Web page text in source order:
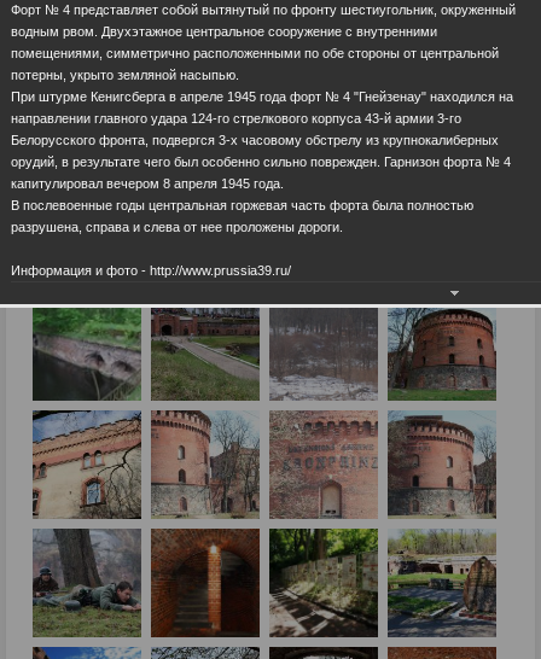
Форт № 4 представляет собой вытянутый по фронту шестиугольник, окруженный
водным рвом. Двухэтажное центральное сооружение с внутренними
помещениями, симметрично расположенными по обе стороны от центральной
потерны, укрыто земляной насыпью.
При штурме Кенигсберга в апреле 1945 года форт № 4 "Гнейзенау" находился на
направлении главного удара 124-го стрелкового корпуса 43-й армии 3-го
Белорусского фронта, подвергся 3-х часовому обстрелу из крупнокалиберных
орудий, в результате чего был особенно сильно поврежден. Гарнизон форта № 4
капитулировал вечером 8 апреля 1945 года.
В послевоенные годы центральная горжевая часть форта была полностью
разрушена, справа и слева от нее проложены дороги.
Информация и фото - http://www.prussia39.ru/